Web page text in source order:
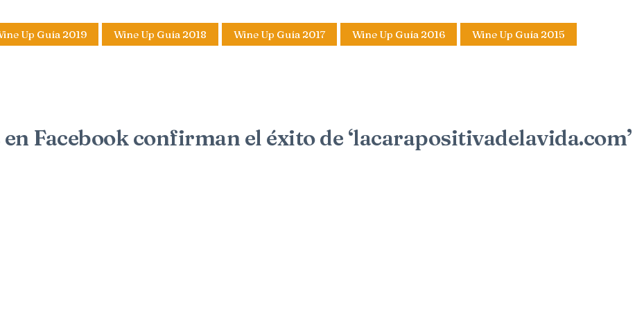
Up Guía 2019 Wine Up Guía 2018 Wine Up Guía 2017 Wine Up Guía 2016
Wine Up Guía 2015
Facebook confirman el éxito de ‘lacarapositivadelavida.com’